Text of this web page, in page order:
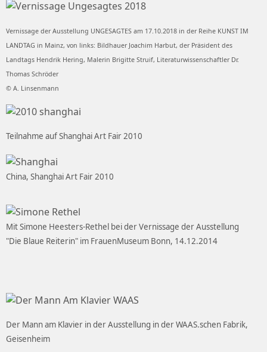
Vernissage der Ausstellung UNGESAGTES am 17.10.2018 in der Reihe KUNST IM
LANDTAG in Mainz, von links: Bildhauer Joachim Harbut, der Präsident des
Landtags Hendrik Hering, Malerin Brigitte Struif, Literaturwissenschaftler Dr.
Thomas Schröder
© A. Linsenmann
Teilnahme auf Shanghai Art Fair 2010
China, Shanghai Art Fair 2010
Mit Simone Heesters-Rethel bei der Vernissage der Ausstellung
"Die Blaue Reiterin" im FrauenMuseum Bonn, 14.12.2014
Der Mann am Klavier in der Ausstellung in der WAAS.schen Fabrik,
Geisenheim